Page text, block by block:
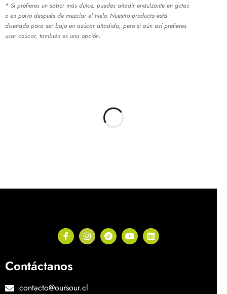
* Si prefieres un sabor más dulce, puedes añadir endulzante en gotas
o en polvo después de mezclar el hielo. Nuestro producto está
diseñado para ser bajo en azúcar añadida, pero si aún así prefieres
usar azúcar, también es una opción.
Contáctanos
contacto@oursour.cl